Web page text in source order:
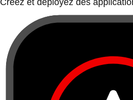
Créez et déployez des